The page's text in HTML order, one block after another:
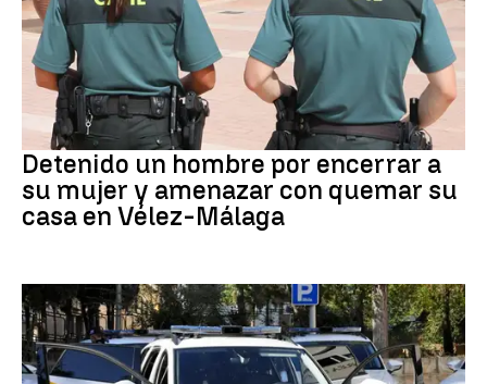
VIOLENCIA MACHISTA
Detenido un hombre por encerrar a
su mujer y amenazar con quemar su
casa en Vélez-Málaga